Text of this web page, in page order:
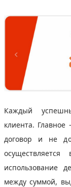
Каждый
клиента.
договор и не
использование
между суммой,